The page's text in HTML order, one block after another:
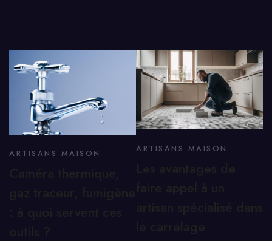
ARTISANS MAISON ARTISANS MAISON